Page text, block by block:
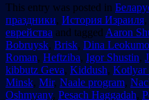
This entry was posted in
праздники, История Израиля,
еврейства and tagged Aaron
Bobruysk, Brisk, Dina
Roman, Heftziba, Igor Shustin,
kibbutz Geva, Kiddush, Kotlyar
Minsk, Mir, Naale program,
Oshmyany, Pesach Haggadah,